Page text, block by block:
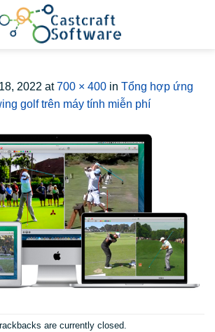
2022 at700 × 400 in Tổng hợp ứng
golf trên máy tính miễn phí
are currently closed.